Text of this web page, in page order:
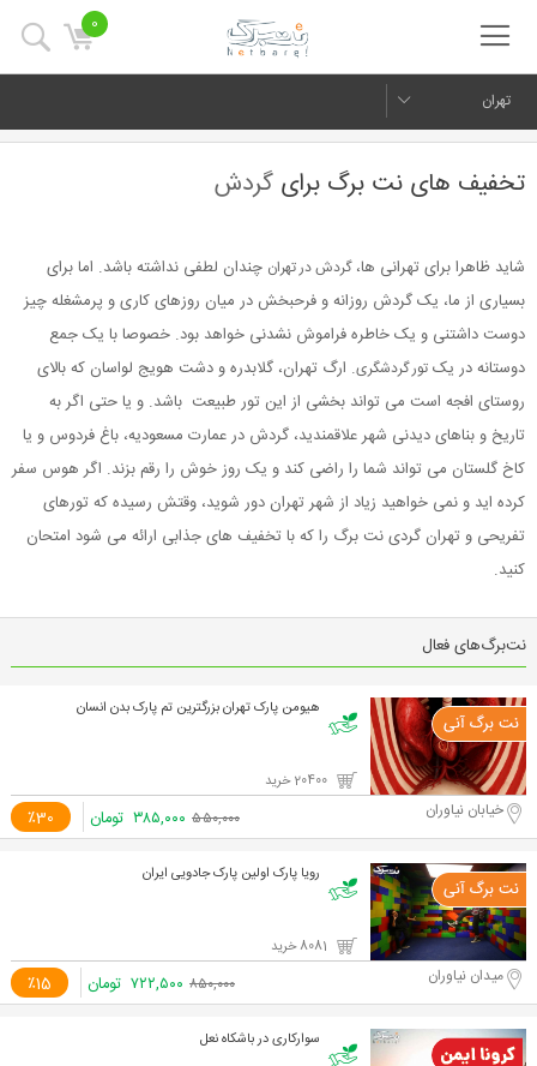
0
تهران
تخفیف های نت برگ برای گردش
شاید ظاهرا برای تهرانی ها،گردش در تهران چندان لطفی نداشته باشد. اما برای
بسیاری از ما، یک گردش روزانه و فرحبخش در میان روزهای کاری و پرمشغله چیز
دوست داشتنی و یک خاطره فراموش نشدنی خواهد بود. خصوصا با یک جمع
دوستانه در یک تور گردشگری. ارگ تهران، گلابدره و دشت هویج لواسان که بالای
روستای افجه است می تواند بخشی از این تور طبیعت باشد. و یا حتی اگر به
تاریخ و بناهای دیدنی شهر علاقمندید، گردش در عمارت مسعودیه، باغ فردوس و یا
کاخ گلستان می تواند شما را راضی کند و یک روز خوش را رقم بزند. اگر هوس سفر
کرده اید و نمی خواهید زیاد از شهر تهران دور شوید، وقتش رسیده که تورهای
تفریحی و تهران گردی نت برگ را که با تخفیف های جذابی ارائه می شود امتحان
کنید.
نت‌برگ‌های فعال
هیومن پارک تهران بزرگترین تم پارک بدن انسان
٪30 خیابان نیاوران ۵۵۰,۰۰۰ ۳۸۵,۰۰۰ تومان
رویا پارک اولین پارک جادویی ایران
٪15 میدان نیاوران ۸۵۰,۰۰۰ ۷۲۲,۵۰۰ تومان
سوارکاری در باشکاه نعل